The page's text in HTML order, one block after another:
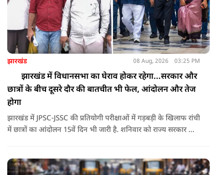
झारखंड 08 Aug, 2026 03:25 PM
झारखंड में विधानसभा का घेराव होकर रहेगा...सरकार और
छात्रों के बीच दूसरे दौर की बातचीत भी फेल, आंदोलन और तेज
होगा
झारखंड में JPSC-JSSC की प्रतियोगी परीक्षाओं में गड़बड़ी के खिलाफ रांची
में छात्रों का आंदोलन 15वें दिन भी जारी है. शनिवार को राज्य सरकार और